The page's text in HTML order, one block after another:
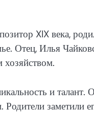
XIX века,
Отец, Илья
и
Родители